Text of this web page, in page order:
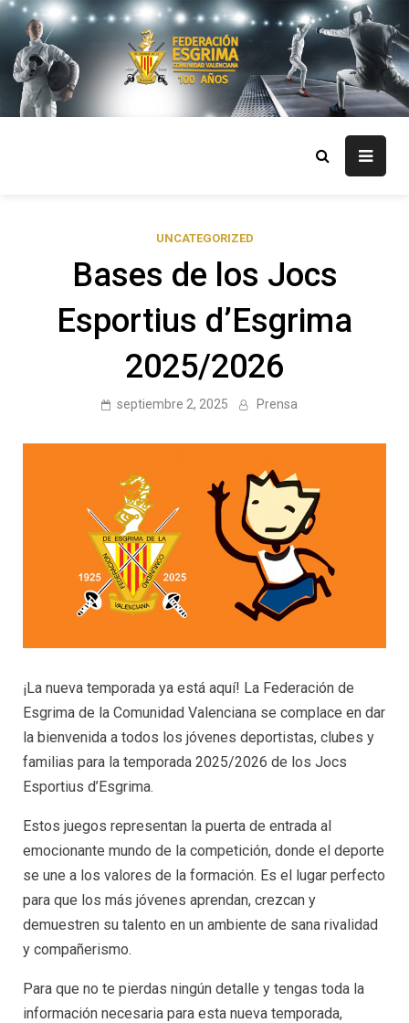
Skip
content
UNCATEGORIZED
Bases de los Jocs
Esportius d’Esgrima
2025/2026
septiembre 2, 2025 Prensa
¡La nueva temporada ya está aquí! La Federación de
Esgrima de la Comunidad Valenciana se complace en dar
la bienvenida a todos los jóvenes deportistas, clubes y
familias para la temporada 2025/2026 de los Jocs
Esportius d’Esgrima.
Estos juegos representan la puerta de entrada al
emocionante mundo de la competición, donde el deporte
se une a los valores de la formación. Es el lugar perfecto
para que los más jóvenes aprendan, crezcan y
demuestren su talento en un ambiente de sana rivalidad
y compañerismo.
Para que no te pierdas ningún detalle y tengas toda la
información necesaria para esta nueva temporada,